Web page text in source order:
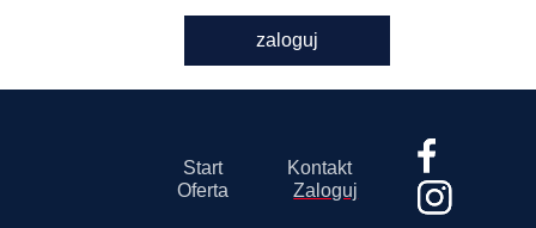
zaloguj
Start
Kontakt
Oferta
Zaloguj